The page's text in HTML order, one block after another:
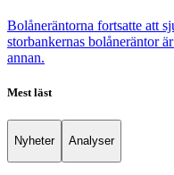
Bolåneräntorna fortsatte att
storbankernas bolåneräntor
annan.
Mest läst
Nyheter Analyser